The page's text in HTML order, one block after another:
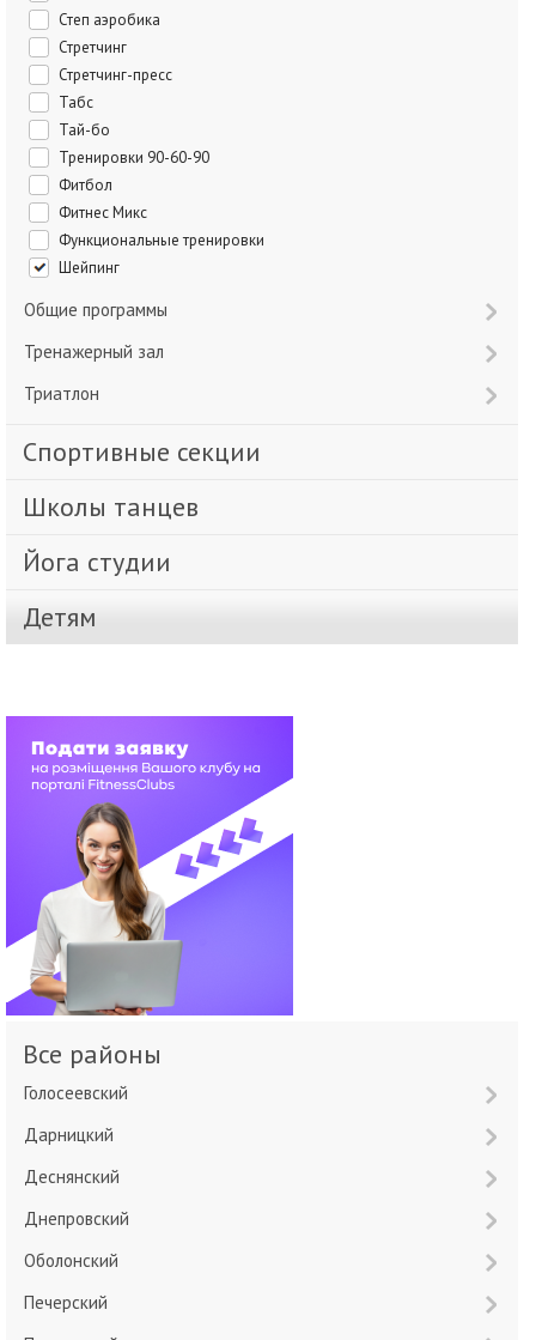
Степ аэробика
Стретчинг
Стретчинг-пресс
Табс
Тай-бо
Тренировки 90-60-90
Фитбол
Фитнес Микс
Функциональные тренировки
Шейпинг
Общие программы
Тренажерный зал
Триатлон
Спортивные секции
Школы танцев
Йога студии
Детям
Все районы
Голосеевский
Дарницкий
Деснянский
Днепровский
Оболонский
Печерский